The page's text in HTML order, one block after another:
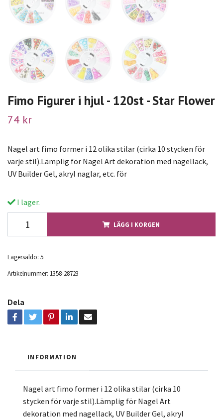
Fimo Figurer i hjul - 120st - Star Flower
74 kr
Nagel art fimo former i 12 olika stilar (cirka 10 stycken för
varje stil).Lämplig för Nagel Art dekoration med nagellack,
UV Builder Gel, akryl naglar, etc. för
I lager.
LÄGG I KORGEN
Lagersaldo: 5
Artikelnummer: 1358-28723
Dela
INFORMATION
Nagel art fimo former i 12 olika stilar (cirka 10
stycken för varje stil).Lämplig för Nagel Art
dekoration med nagellack, UV Builder Gel, akryl